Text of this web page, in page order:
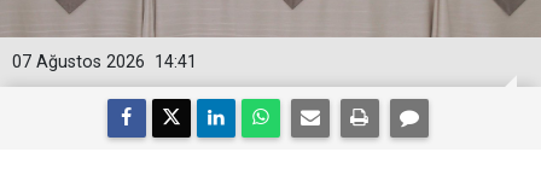
14:41
07 Ağustos 2026